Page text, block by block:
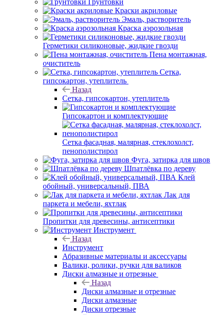
Грунтовки
Краски акриловые
Эмаль, растворитель
Краска аэрозольная
Герметики силиконовые, жидкие гвозди
Пена монтажная,
очиститель
Сетка,
гипсокартон, утеплитель
Назад
Сетка, гипсокартон, утеплитель
Гипсокартон и комплектующие
Сетка фасадная, малярная, стеклохолст,
пенополистирол
Фуга, затирка для швов
Шпатлёвка по дереву
Клей
обойный, универсальный, ПВА
Лак для
паркета и мебели, яхтлак
Пропитки для древесины, антисептики
Инструмент
Назад
Инструмент
Абразивные материалы и аксессуары
Валики, ролики, ручки для валиков
Диски алмазные и отрезные
Назад
Диски алмазные и отрезные
Диски алмазные
Диски отрезные